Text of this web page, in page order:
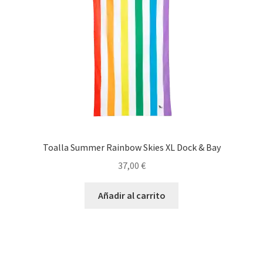
Toalla Summer Rainbow Skies XL Dock & Bay
37,00 €
Añadir al carrito